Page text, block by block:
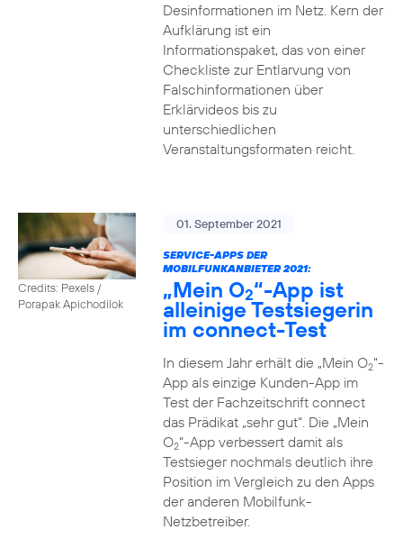
Desinformationen im Netz. Kern der
Aufklärung ist ein
Informationspaket, das von einer
Checkliste zur Entlarvung von
Falschinformationen über
Erklärvideos bis zu
unterschiedlichen
Veranstaltungsformaten reicht.
Credits: Pexels /
Porapak Apichodilok
01. September 2021
SERVICE-APPS DER
MOBILFUNKANBIETER 2021:
„Mein O2“-App ist
alleinige Testsiegerin
im connect-Test
In diesem Jahr erhält die „Mein O2“-
App als einzige Kunden-App im
Test der Fachzeitschrift connect
das Prädikat „sehr gut“. Die „Mein
O2“-App verbessert damit als
Testsieger nochmals deutlich ihre
Position im Vergleich zu den Apps
der anderen Mobilfunk-
Netzbetreiber.